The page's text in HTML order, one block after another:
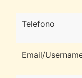
Telefono
Email/